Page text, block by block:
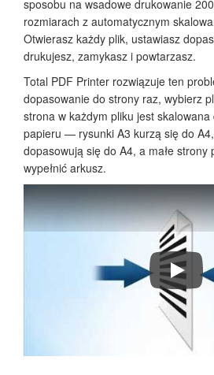
sposobu na wsadowe drukowanie
rozmiarach z automatycznym
Otwierasz każdy plik, ustawiasz
drukujesz, zamykasz i powtarzasz.
Total PDF Printer rozwiązuje ten
dopasowanie do strony raz, wybierz
strona w każdym pliku jest skalowana
papieru — rysunki A3 kurzą się do
dopasowują się do A4, a małe strony
wypełnić arkusz.
Jak